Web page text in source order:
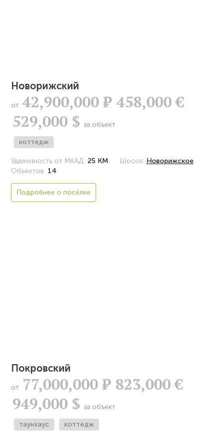
Новорижский
от 42,900,000Р 458,000 €
529,000 $ за объект
коттедж
Удаленность от МКАД: 25 КМ Шоссе: Новорижское
Объектов: 14
Подробнее о посёлке
Покровский
от 77,000,000Р 823,000 €
949,000 $ за объект
таунхаус коттедж